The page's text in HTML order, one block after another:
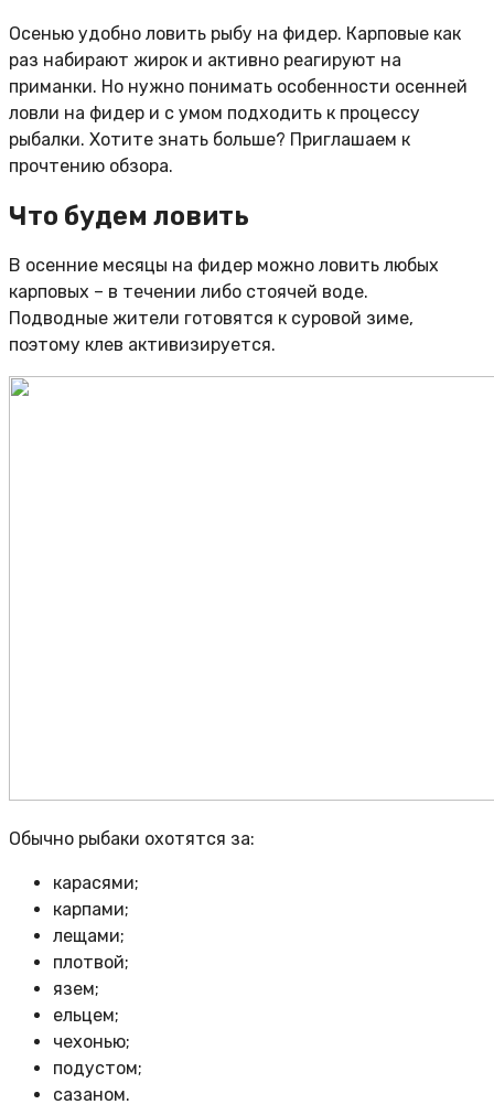
Осенью удобно ловить рыбу на фидер. Карповые как
раз набирают жирок и активно реагируют на
приманки. Но нужно понимать особенности осенней
ловли на фидер и с умом подходить к процессу
рыбалки. Хотите знать больше? Приглашаем к
прочтению обзора.
Что будем ловить
В осенние месяцы на фидер можно ловить любых
карповых – в течении либо стоячей воде.
Подводные жители готовятся к суровой зиме,
поэтому клев активизируется.
Обычно рыбаки охотятся за:
карасями;
карпами;
лещами;
плотвой;
язем;
ельцем;
чехонью;
подустом;
сазаном.